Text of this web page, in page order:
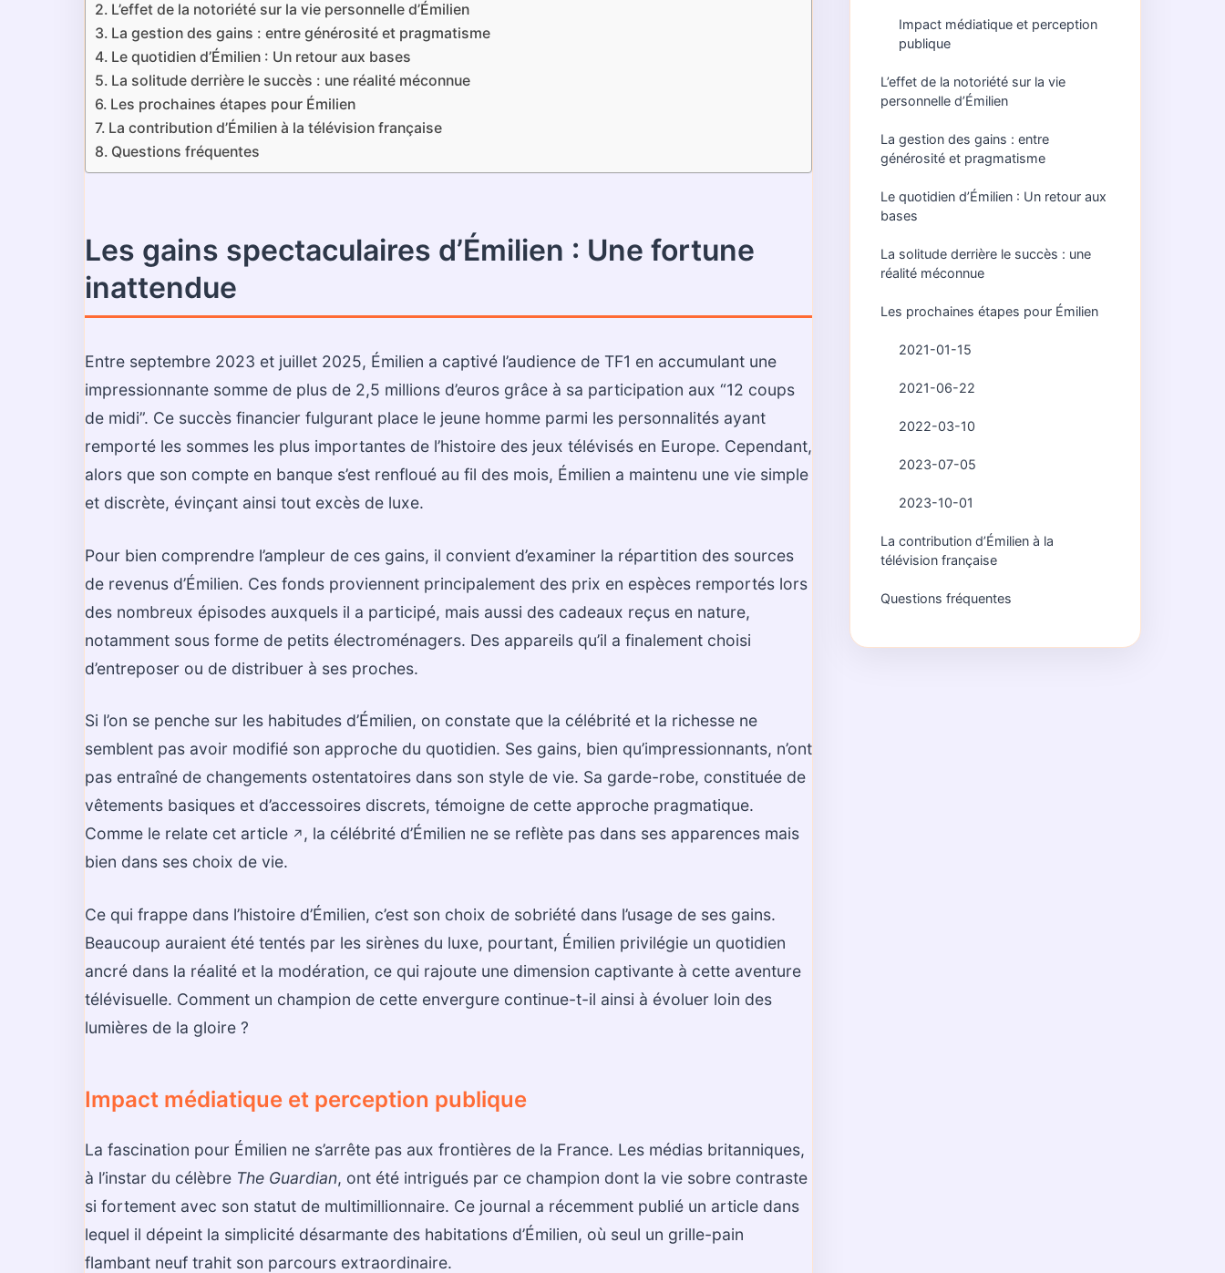
L’effet de la notoriété sur la vie personnelle d’Émilien
La gestion des gains : entre générosité et pragmatisme
Le quotidien d’Émilien : Un retour aux bases
La solitude derrière le succès : une réalité méconnue
Les prochaines étapes pour Émilien
La contribution d’Émilien à la télévision française
Questions fréquentes
Les gains spectaculaires d’Émilien : Une fortune
inattendue
Entre septembre 2023 et juillet 2025, Émilien a captivé l’audience de TF1 en accumulant une
impressionnante somme de plus de 2,5 millions d’euros grâce à sa participation aux “12 coups
de midi”. Ce succès financier fulgurant place le jeune homme parmi les personnalités ayant
remporté les sommes les plus importantes de l’histoire des jeux télévisés en Europe. Cependant,
alors que son compte en banque s’est renfloué au fil des mois, Émilien a maintenu une vie simple
et discrète, évinçant ainsi tout excès de luxe.
Pour bien comprendre l’ampleur de ces gains, il convient d’examiner la répartition des sources
de revenus d’Émilien. Ces fonds proviennent principalement des prix en espèces remportés lors
des nombreux épisodes auxquels il a participé, mais aussi des cadeaux reçus en nature,
notamment sous forme de petits électroménagers. Des appareils qu’il a finalement choisi
d’entreposer ou de distribuer à ses proches.
Si l’on se penche sur les habitudes d’Émilien, on constate que la célébrité et la richesse ne
semblent pas avoir modifié son approche du quotidien. Ses gains, bien qu’impressionnants, n’ont
pas entraîné de changements ostentatoires dans son style de vie. Sa garde-robe, constituée de
vêtements basiques et d’accessoires discrets, témoigne de cette approche pragmatique.
Comme le relate cet article ↗️ , la célébrité d’Émilien ne se reflète pas dans ses apparences mais
bien dans ses choix de vie.
Ce qui frappe dans l’histoire d’Émilien, c’est son choix de sobriété dans l’usage de ses gains.
Beaucoup auraient été tentés par les sirènes du luxe, pourtant, Émilien privilégie un quotidien
ancré dans la réalité et la modération, ce qui rajoute une dimension captivante à cette aventure
télévisuelle. Comment un champion de cette envergure continue-t-il ainsi à évoluer loin des
lumières de la gloire ?
Impact médiatique et perception publique
La fascination pour Émilien ne s’arrête pas aux frontières de la France. Les médias britanniques,
à l’instar du célèbre The Guardian, ont été intrigués par ce champion dont la vie sobre contraste
si fortement avec son statut de multimillionnaire. Ce journal a récemment publié un article dans
lequel il dépeint la simplicité désarmante des habitations d’Émilien, où seul un grille-pain
flambant neuf trahit son parcours extraordinaire.
Impact médiatique et perception
publique
L’effet de la notoriété sur la vie
personnelle d’Émilien
La gestion des gains : entre
générosité et pragmatisme
Le quotidien d’Émilien : Un retour aux
bases
La solitude derrière le succès : une
réalité méconnue
Les prochaines étapes pour Émilien
2021-01-15
2021-06-22
2022-03-10
2023-07-05
2023-10-01
La contribution d’Émilien à la
télévision française
Questions fréquentes